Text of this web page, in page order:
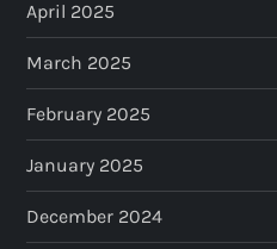
April 2025
March 2025
February 2025
January 2025
December 2024